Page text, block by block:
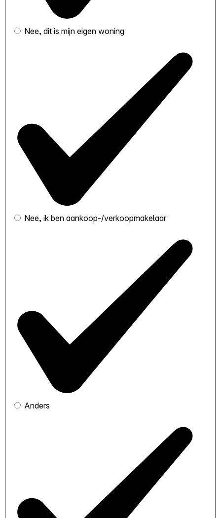
Nee, dit is mijn eigen woning
Nee, ik ben aankoop-/verkoopmakelaar
Anders